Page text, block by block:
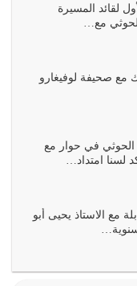
لذكري) إضافة إلى
كتاب الله والتعدي
وعن هدى الله
للشيطان كلما كانوا
لقائد المسيرة
الحوثي مع…
مع صحيفة لوفيغارو
الحوثي في حوار مع
لسنا امتداد…
مع الاستاذ يحيى أبو